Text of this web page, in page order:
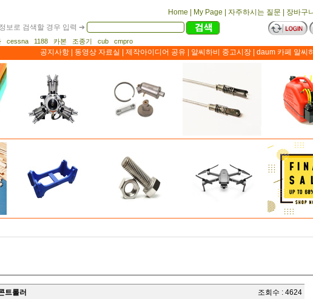
Home My Page 자주하시는 질문
장바구
보로 검색할 경우 입력 ➔
cessna 1188 카본 조종기 cub cmpro
공지사항 동영상 자료실 제작아이디어 공유 알씨하비 중고시장 daum 카페 알씨
트롤러 조회수 : 4624